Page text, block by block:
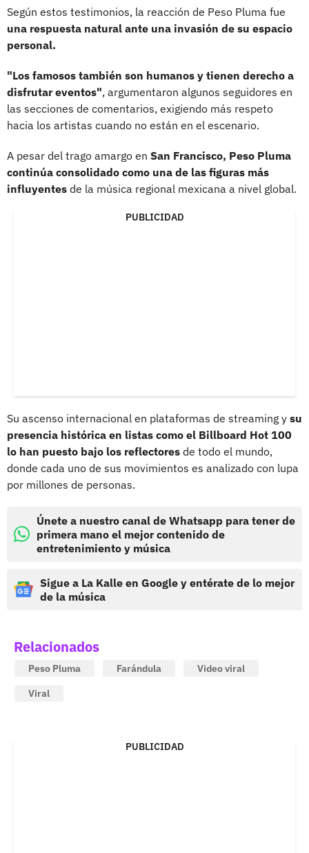
Según estos testimonios, la reacción de Peso Pluma fue
una respuesta natural ante una invasión de su espacio
personal.
"Los famosos también son humanos y tienen derecho a
disfrutar eventos", argumentaron algunos seguidores en
las secciones de comentarios, exigiendo más respeto
hacia los artistas cuando no están en el escenario.
A pesar del trago amargo en San Francisco, Peso Pluma
continúa consolidado como una de las figuras más
influyentes de la música regional mexicana a nivel global.
PUBLICIDAD
Su ascenso internacional en plataformas de streaming y su
presencia histórica en listas como el Billboard Hot 100
lo han puesto bajo los reflectores de todo el mundo,
donde cada uno de sus movimientos es analizado con lupa
por millones de personas.
Únete a nuestro canal de Whatsapp para tener de
primera mano el mejor contenido de
entretenimiento y música
Sigue a La Kalle en Google y entérate de lo mejor
de la música
Relacionados
Peso Pluma Farándula
Video viral
Viral
PUBLICIDAD